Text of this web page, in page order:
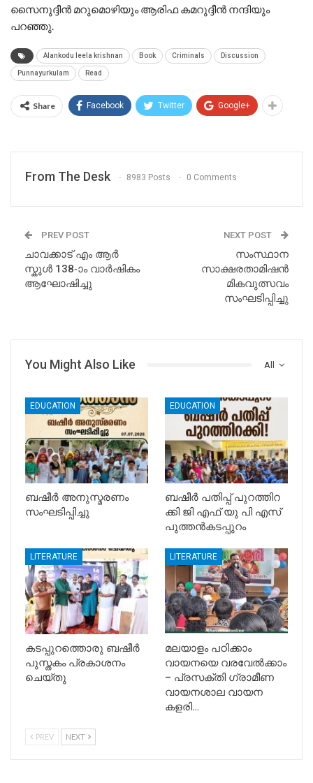
സൈനുദ്ദീൻ മറുമൊഴിയും ആരിഫ കമറുദ്ദീൻ നന്ദിയും
പറഞ്ഞു.
Alankodu leela krishnan Book Criminals Discussion
Punnayurkulam Read
Share Facebook Twitter Google+
From The Desk 8983 Posts 0 Comments
PREV POST
ചാവക്കാട് എം ആർ
സ്കൂൾ 138-ാം വാർഷികം
ആഘോഷിച്ചു
NEXT POST
സംസ്ഥാന
സാക്ഷരതാമിഷൻ
മികവുത്സവം
സംഘടിപ്പിച്ചു
All
You Might Also Like
EDUCATION
ബഷീർ അനുസ്മരണം
സംഘടിപ്പിച്ചു
EDUCATION
ബഷീർ പതിപ്പ് പുറത്തിറ
ക്കി ജി എഫ് യു പി എസ്
പുത്തൻകടപ്പുറം
LITERATURE
കടപ്പുറത്തൊരു ബഷീർ
പുസ്തകം പ്രകാശനം
ചെയ്തു
LITERATURE
മലയാളം പഠിക്കാം
വായനയെ വരവേൽക്കാം
– പ്രസക്തി ഗ്രാമീണ
വായനശാല വായന
കളരി…
PREV NEXT